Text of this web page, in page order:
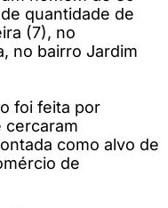
quantidade de
(7), no
no bairro Jardim
foi feita por
cercaram
como alvo de
de